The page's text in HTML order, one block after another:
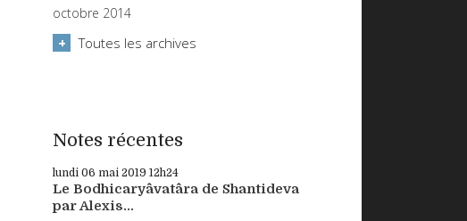
octobre 2014
Toutes les archives
Notes récentes
lundi 06 mai 2019 12h24
Le Bodhicaryâvatâra de Shantideva
par Alexis...